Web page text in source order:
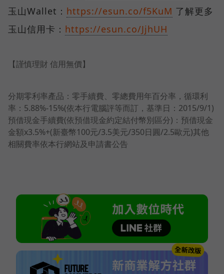
玉山Wallet： https://esun.co/f5KuM 了解更多
玉山信用卡： https://esun.co/JjhUH
【謹慎理財 信用無價】
分期零利率產品：零手續費、零總費用年百分率，循環利
率：5.88%-15%(依本行電腦評等而訂，基準日：2015/9/1)
預借現金手續費(依預借現金約定結付幣別區分)：預借現金
金額x3.5%+(新臺幣100元/3.5美元/350日圓/2.5歐元)其他
相關費率依本行網站及申請書公告